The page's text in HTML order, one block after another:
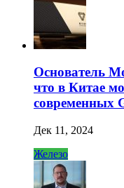
Основатель
что в Китае
современных
Дек 11, 2024
Железо